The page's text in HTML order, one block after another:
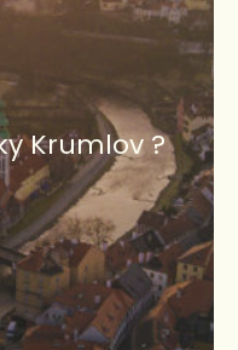
Krumlov ?